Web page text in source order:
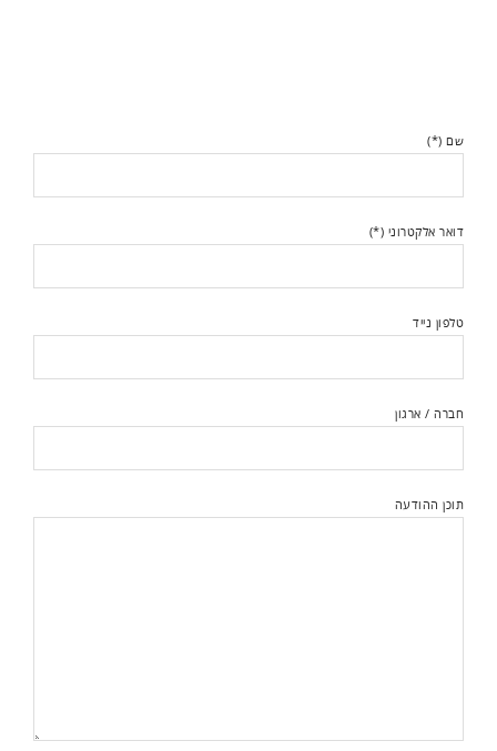
שם (*)
דואר אלקטרוני (*)
טלפון נייד
חברה / ארגון
תוכן ההודעה